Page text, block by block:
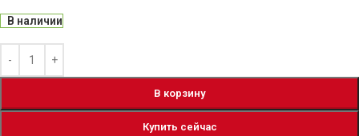
В наличии
В корзину
Купить сейчас